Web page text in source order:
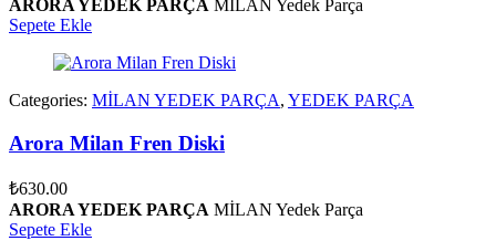
ARORA YEDEK PARÇA MİLAN Yedek Parça
Sepete Ekle
Categories: MİLAN YEDEK PARÇA, YEDEK PARÇA
Arora Milan Fren Diski
₺630.00
ARORA YEDEK PARÇA MİLAN Yedek Parça
Sepete Ekle